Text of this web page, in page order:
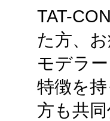
TAT-
た方、
モデラ
特徴を
方も共